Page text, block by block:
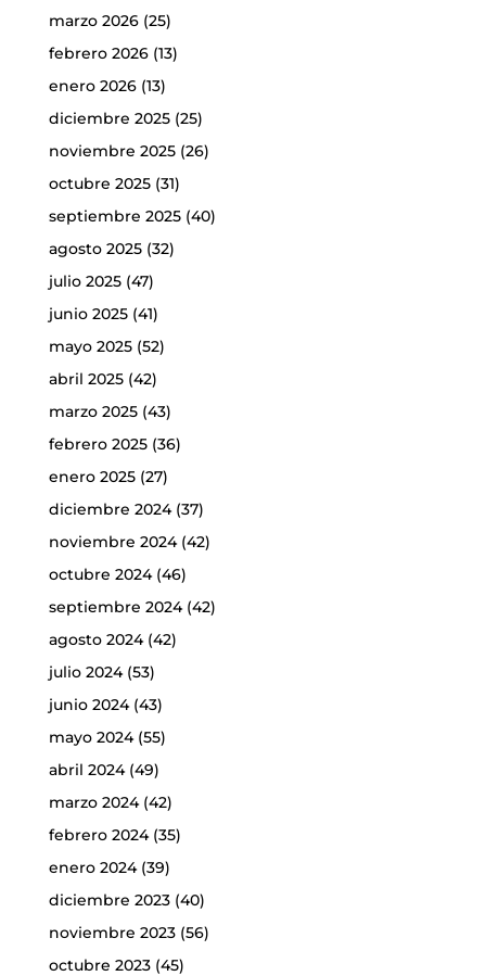
marzo 2026(25)
febrero 2026(13)
enero 2026(13)
diciembre 2025(25)
noviembre 2025(26)
octubre 2025(31)
septiembre 2025(40)
agosto 2025(32)
julio 2025(47)
junio 2025(41)
mayo 2025(52)
abril 2025(42)
marzo 2025(43)
febrero 2025(36)
enero 2025(27)
diciembre 2024(37)
noviembre 2024(42)
octubre 2024(46)
septiembre 2024(42)
agosto 2024(42)
julio 2024(53)
junio 2024(43)
mayo 2024(55)
abril 2024(49)
marzo 2024(42)
febrero 2024(35)
enero 2024(39)
diciembre 2023(40)
noviembre 2023(56)
octubre 2023(45)